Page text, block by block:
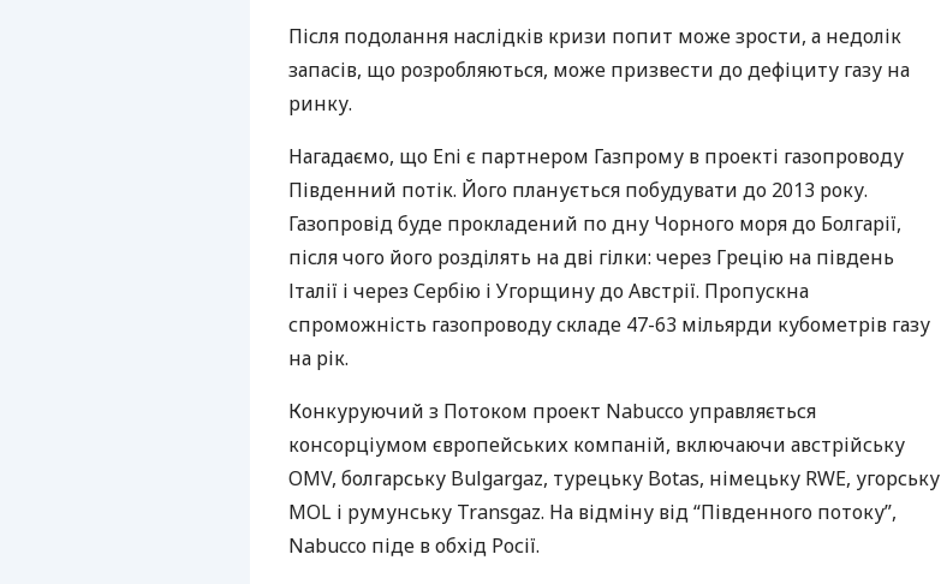
Після подолання наслідків кризи попит може зрости, а недолік
запасів, що розробляються, може призвести до дефіциту газу на
ринку.
Нагадаємо, що Eni є партнером Газпрому в проекті газопроводу
Південний потік. Його планується побудувати до 2013 року.
Газопровід буде прокладений по дну Чорного моря до Болгарії,
після чого його розділять на дві гілки: через Грецію на південь
Італії і через Сербію і Угорщину до Австрії. Пропускна
спроможність газопроводу складе 47-63 мільярди кубометрів газу
на рік.
Конкуруючий з Потоком проект Nabucco управляється
консорціумом європейських компаній, включаючи австрійську
OMV, болгарську Bulgargaz, турецьку Botas, німецьку RWE, угорську
MOL і румунську Transgaz. На відміну від “Південного потоку”,
Nabucco піде в обхід Росії.